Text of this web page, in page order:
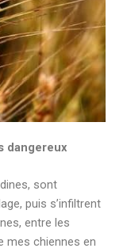
dangereux
sont
puis s’infiltrent
entre les
mes chiennes en